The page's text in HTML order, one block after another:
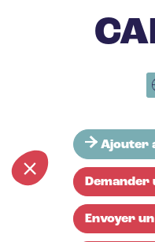
Ajouter
Demander
Envoyer